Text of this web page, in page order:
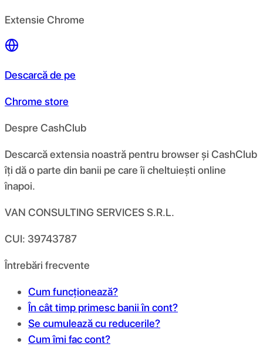
Extensie Chrome
Descarcă de pe
Chrome store
Despre CashClub
Descarcă extensia noastră pentru browser și CashClub
îți dă o parte din banii pe care îi cheltuiești online
înapoi.
VAN CONSULTING SERVICES S.R.L.
CUI: 39743787
Întrebări frecvente
Cum funcționează?
În cât timp primesc banii în cont?
Se cumulează cu reducerile?
Cum îmi fac cont?